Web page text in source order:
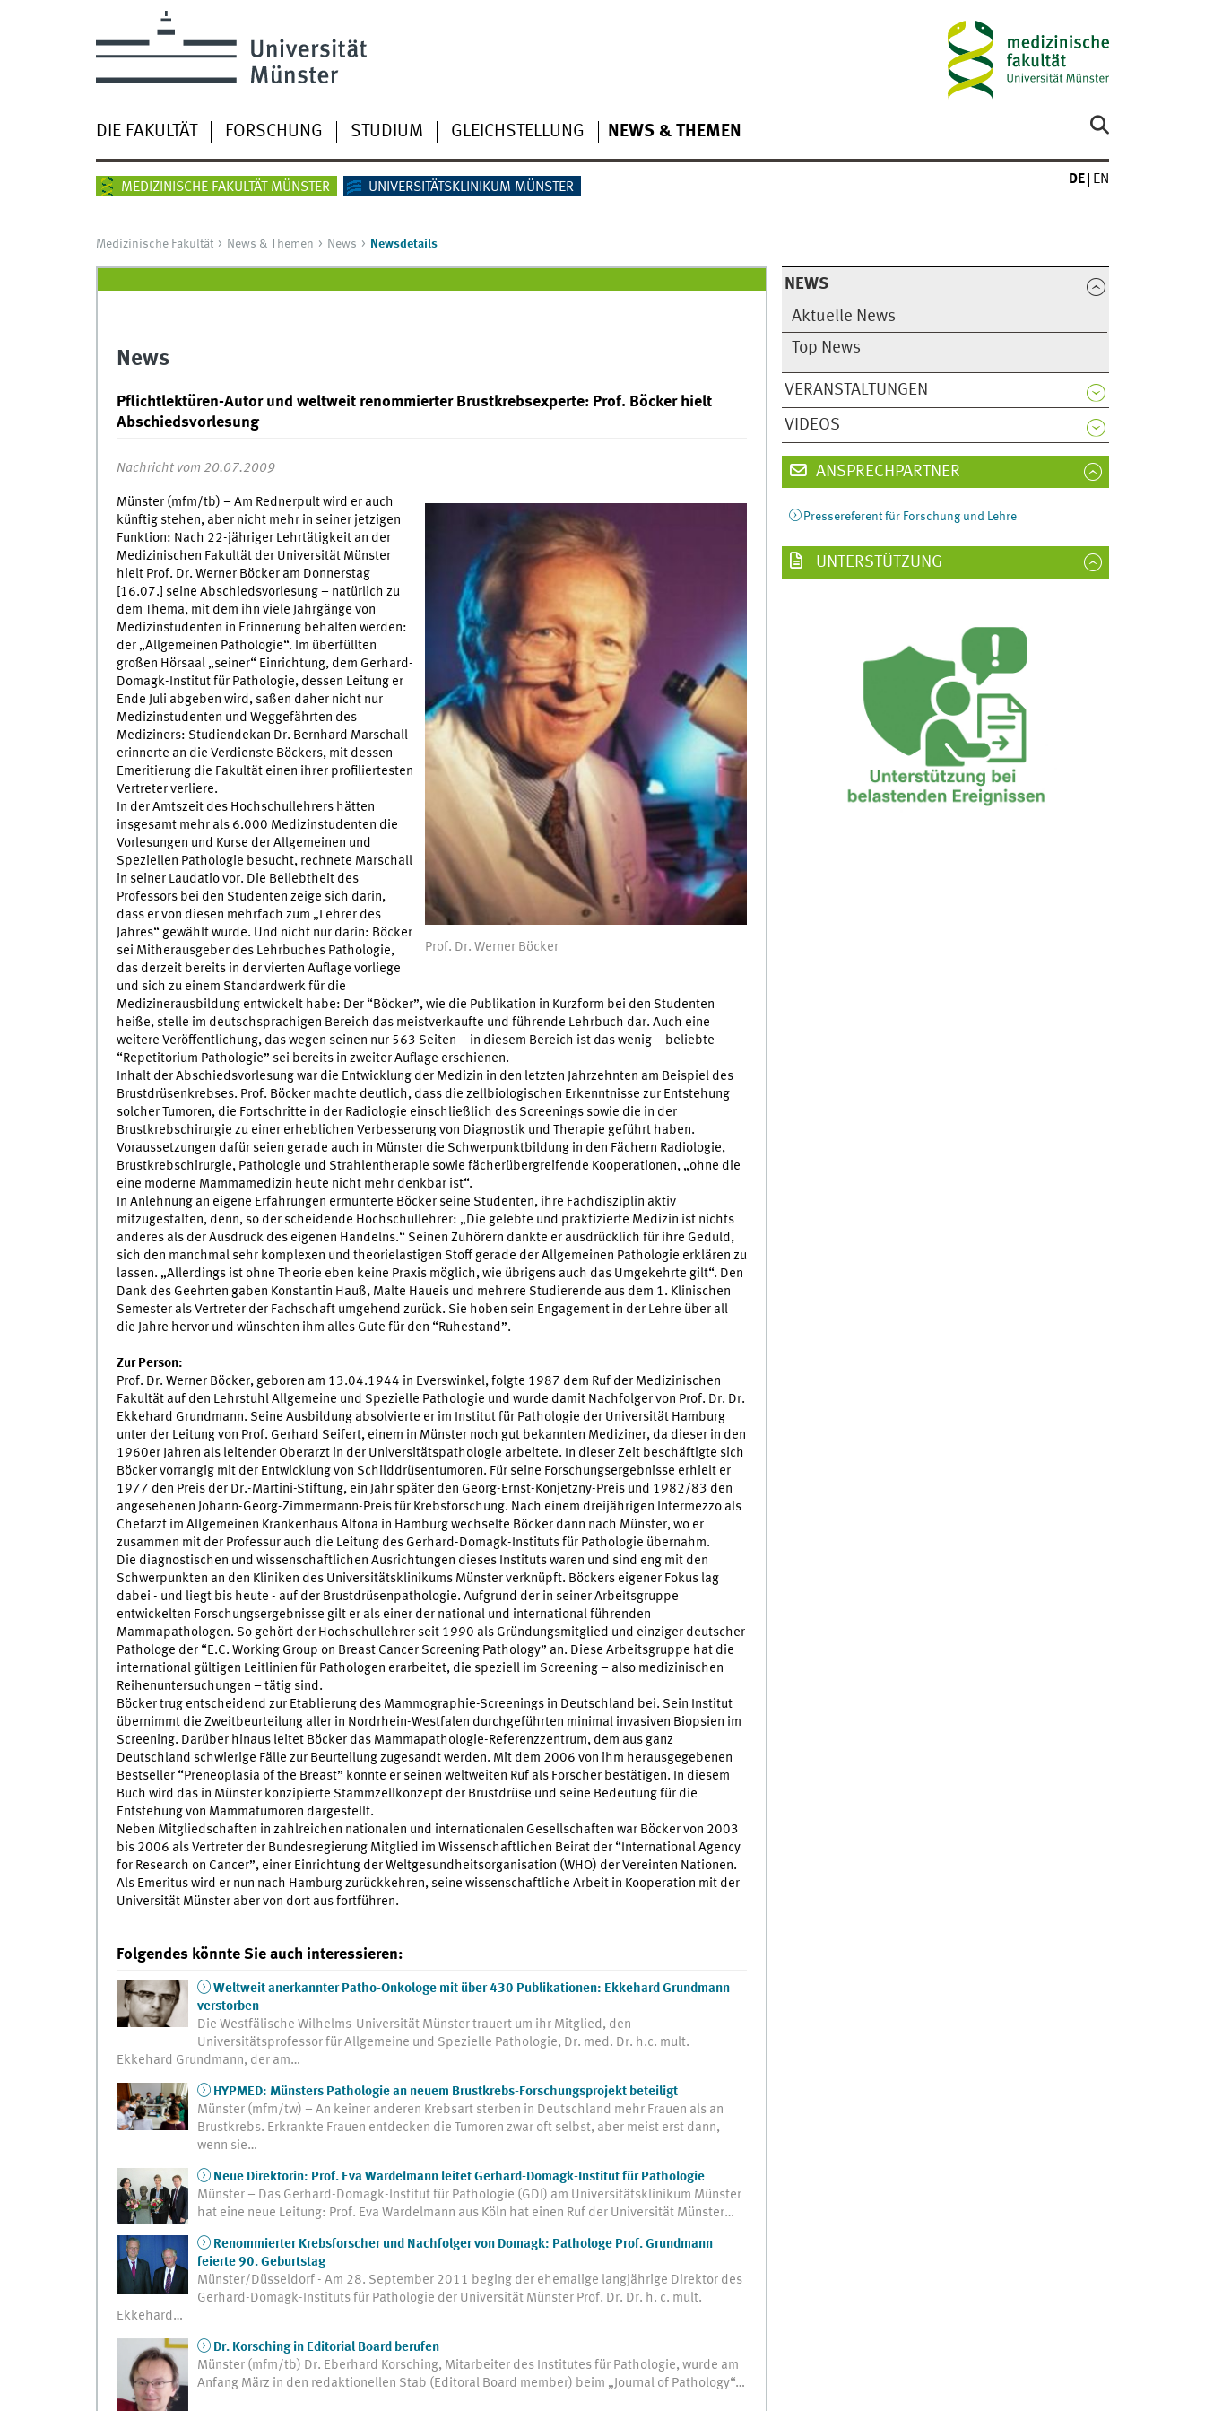
DIE FAKULTÄT FORSCHUNG STUDIUM GLEICHSTELLUNG NEWS & THEMEN
MEDIZINISCHE FAKULTÄT MÜNSTER UNIVERSITÄTSKLINIKUM MÜNSTER
DE EN
Medizinische Fakultät News & Themen News Newsdetails
NEWS
Aktuelle News
Top News
VERANSTALTUNGEN
VIDEOS
News
Pflichtlektüren-Autor und weltweit renommierter Brustkrebsexperte: Prof. Böcker hielt
Abschiedsvorlesung
Nachricht vom 20.07.2009
Prof. Dr. Werner Böcker
Münster (mfm/tb) – Am Rednerpult wird er auch
künftig stehen, aber nicht mehr in seiner jetzigen
Funktion: Nach 22-jähriger Lehrtätigkeit an der
Medizinischen Fakultät der Universität Münster
hielt Prof. Dr. Werner Böcker am Donnerstag
[16.07.] seine Abschiedsvorlesung – natürlich zu
dem Thema, mit dem ihn viele Jahrgänge von
Medizinstudenten in Erinnerung behalten werden:
der „Allgemeinen Pathologie“. Im überfüllten
großen Hörsaal „seiner“ Einrichtung, dem Gerhard-
Domagk-Institut für Pathologie, dessen Leitung er
Ende Juli abgeben wird, saßen daher nicht nur
Medizinstudenten und Weggefährten des
Mediziners: Studiendekan Dr. Bernhard Marschall
erinnerte an die Verdienste Böckers, mit dessen
Emeritierung die Fakultät einen ihrer profiliertesten
Vertreter verliere.
In der Amtszeit des Hochschullehrers hätten
insgesamt mehr als 6.000 Medizinstudenten die
Vorlesungen und Kurse der Allgemeinen und
Speziellen Pathologie besucht, rechnete Marschall
in seiner Laudatio vor. Die Beliebtheit des
Professors bei den Studenten zeige sich darin,
dass er von diesen mehrfach zum „Lehrer des
Jahres“ gewählt wurde. Und nicht nur darin: Böcker
sei Mitherausgeber des Lehrbuches Pathologie,
das derzeit bereits in der vierten Auflage vorliege
und sich zu einem Standardwerk für die
Medizinerausbildung entwickelt habe: Der “Böcker”, wie die Publikation in Kurzform bei den Studenten
heiße, stelle im deutschsprachigen Bereich das meistverkaufte und führende Lehrbuch dar. Auch eine
weitere Veröffentlichung, das wegen seinen nur 563 Seiten – in diesem Bereich ist das wenig – beliebte
“Repetitorium Pathologie” sei bereits in zweiter Auflage erschienen.
Inhalt der Abschiedsvorlesung war die Entwicklung der Medizin in den letzten Jahrzehnten am Beispiel des
Brustdrüsenkrebses. Prof. Böcker machte deutlich, dass die zellbiologischen Erkenntnisse zur Entstehung
solcher Tumoren, die Fortschritte in der Radiologie einschließlich des Screenings sowie die in der
Brustkrebschirurgie zu einer erheblichen Verbesserung von Diagnostik und Therapie geführt haben.
Voraussetzungen dafür seien gerade auch in Münster die Schwerpunktbildung in den Fächern Radiologie,
Brustkrebschirurgie, Pathologie und Strahlentherapie sowie fächerübergreifende Kooperationen, „ohne die
eine moderne Mammamedizin heute nicht mehr denkbar ist“.
In Anlehnung an eigene Erfahrungen ermunterte Böcker seine Studenten, ihre Fachdisziplin aktiv
mitzugestalten, denn, so der scheidende Hochschullehrer: „Die gelebte und praktizierte Medizin ist nichts
anderes als der Ausdruck des eigenen Handelns.“ Seinen Zuhörern dankte er ausdrücklich für ihre Geduld,
sich den manchmal sehr komplexen und theorielastigen Stoff gerade der Allgemeinen Pathologie erklären zu
lassen. „Allerdings ist ohne Theorie eben keine Praxis möglich, wie übrigens auch das Umgekehrte gilt“. Den
Dank des Geehrten gaben Konstantin Hauß, Malte Haueis und mehrere Studierende aus dem 1. Klinischen
Semester als Vertreter der Fachschaft umgehend zurück. Sie hoben sein Engagement in der Lehre über all
die Jahre hervor und wünschten ihm alles Gute für den “Ruhestand”.
Zur Person:
Prof. Dr. Werner Böcker, geboren am 13.04.1944 in Everswinkel, folgte 1987 dem Ruf der Medizinischen
Fakultät auf den Lehrstuhl Allgemeine und Spezielle Pathologie und wurde damit Nachfolger von Prof. Dr. Dr.
Ekkehard Grundmann. Seine Ausbildung absolvierte er im Institut für Pathologie der Universität Hamburg
unter der Leitung von Prof. Gerhard Seifert, einem in Münster noch gut bekannten Mediziner, da dieser in den
1960er Jahren als leitender Oberarzt in der Universitätspathologie arbeitete. In dieser Zeit beschäftigte sich
Böcker vorrangig mit der Entwicklung von Schilddrüsentumoren. Für seine Forschungsergebnisse erhielt er
1977 den Preis der Dr.-Martini-Stiftung, ein Jahr später den Georg-Ernst-Konjetzny-Preis und 1982/83 den
angesehenen Johann-Georg-Zimmermann-Preis für Krebsforschung. Nach einem dreijährigen Intermezzo als
Chefarzt im Allgemeinen Krankenhaus Altona in Hamburg wechselte Böcker dann nach Münster, wo er
zusammen mit der Professur auch die Leitung des Gerhard-Domagk-Instituts für Pathologie übernahm.
Die diagnostischen und wissenschaftlichen Ausrichtungen dieses Instituts waren und sind eng mit den
Schwerpunkten an den Kliniken des Universitätsklinikums Münster verknüpft. Böckers eigener Fokus lag
dabei - und liegt bis heute - auf der Brustdrüsenpathologie. Aufgrund der in seiner Arbeitsgruppe
entwickelten Forschungsergebnisse gilt er als einer der national und international führenden
Mammapathologen. So gehört der Hochschullehrer seit 1990 als Gründungsmitglied und einziger deutscher
Pathologe der “E.C. Working Group on Breast Cancer Screening Pathology” an. Diese Arbeitsgruppe hat die
international gültigen Leitlinien für Pathologen erarbeitet, die speziell im Screening – also medizinischen
Reihenuntersuchungen – tätig sind.
Böcker trug entscheidend zur Etablierung des Mammographie-Screenings in Deutschland bei. Sein Institut
übernimmt die Zweitbeurteilung aller in Nordrhein-Westfalen durchgeführten minimal invasiven Biopsien im
Screening. Darüber hinaus leitet Böcker das Mammapathologie-Referenzzentrum, dem aus ganz
Deutschland schwierige Fälle zur Beurteilung zugesandt werden. Mit dem 2006 von ihm herausgegebenen
Bestseller “Preneoplasia of the Breast” konnte er seinen weltweiten Ruf als Forscher bestätigen. In diesem
Buch wird das in Münster konzipierte Stammzellkonzept der Brustdrüse und seine Bedeutung für die
Entstehung von Mammatumoren dargestellt.
Neben Mitgliedschaften in zahlreichen nationalen und internationalen Gesellschaften war Böcker von 2003
bis 2006 als Vertreter der Bundesregierung Mitglied im Wissenschaftlichen Beirat der “International Agency
for Research on Cancer”, einer Einrichtung der Weltgesundheitsorganisation (WHO) der Vereinten Nationen.
Als Emeritus wird er nun nach Hamburg zurückkehren, seine wissenschaftliche Arbeit in Kooperation mit der
Universität Münster aber von dort aus fortführen.
Folgendes könnte Sie auch interessieren:
Weltweit anerkannter Patho-Onkologe mit über 430 Publikationen: Ekkehard Grundmann
verstorben
Die Westfälische Wilhelms-Universität Münster trauert um ihr Mitglied, den
Universitätsprofessor für Allgemeine und Spezielle Pathologie, Dr. med. Dr. h.c. mult.
Ekkehard Grundmann, der am…
HYPMED: Münsters Pathologie an neuem Brustkrebs-Forschungsprojekt beteiligt
Münster (mfm/tw) – An keiner anderen Krebsart sterben in Deutschland mehr Frauen als an
Brustkrebs. Erkrankte Frauen entdecken die Tumoren zwar oft selbst, aber meist erst dann,
wenn sie…
Neue Direktorin: Prof. Eva Wardelmann leitet Gerhard-Domagk-Institut für Pathologie
Münster – Das Gerhard-Domagk-Institut für Pathologie (GDI) am Universitätsklinikum Münster
hat eine neue Leitung: Prof. Eva Wardelmann aus Köln hat einen Ruf der Universität Münster…
Renommierter Krebsforscher und Nachfolger von Domagk: Pathologe Prof. Grundmann
feierte 90. Geburtstag
Münster/Düsseldorf - Am 28. September 2011 beging der ehemalige langjährige Direktor des
Gerhard-Domagk-Instituts für Pathologie der Universität Münster Prof. Dr. Dr. h. c. mult.
Ekkehard…
Dr. Korsching in Editorial Board berufen
Münster (mfm/tb) Dr. Eberhard Korsching, Mitarbeiter des Institutes für Pathologie, wurde am
Anfang März in den redaktionellen Stab (Editoral Board member) beim „Journal of Pathology“…
ANSPRECHPARTNER
Pressereferent für Forschung und Lehre
UNTERSTÜTZUNG